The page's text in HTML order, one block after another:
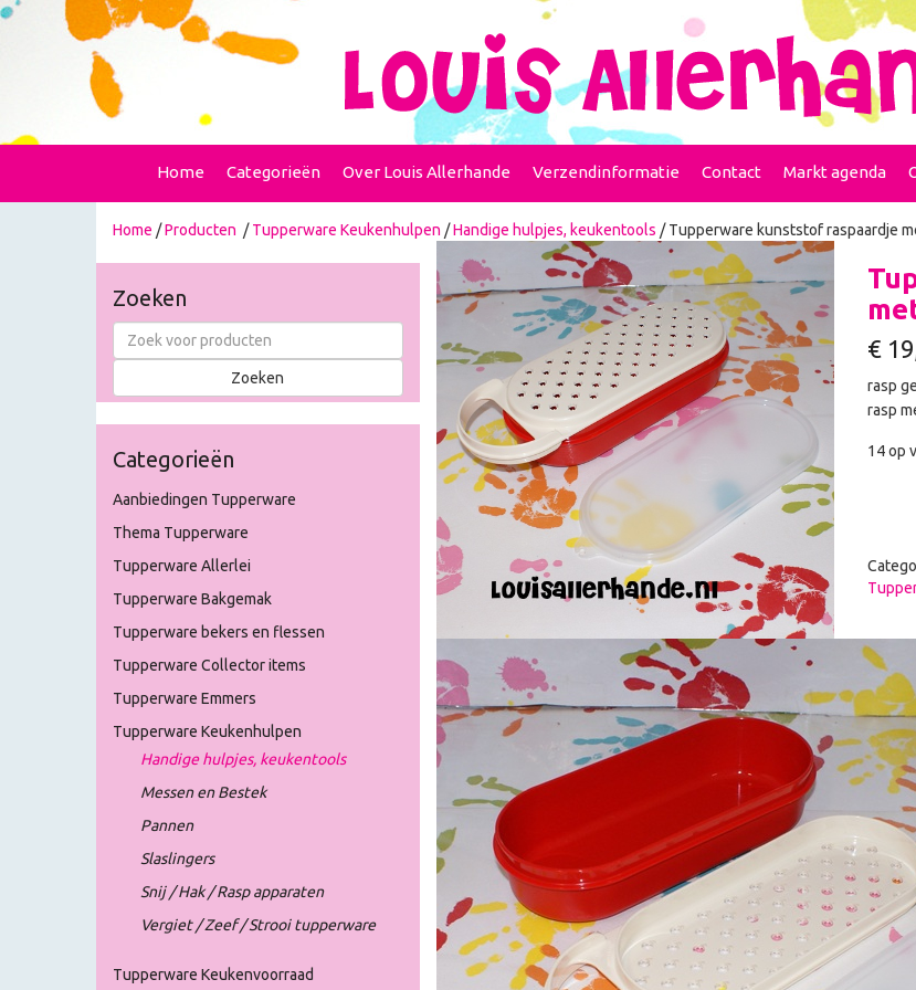
Home Categorieën Over Louis Allerhande Verzendinformatie Contact Markt agenda
Home /Producten /Tupperware Keukenhulpen /Handige hulpjes, keukentools / Tupperware kunststof raspaardje
Zoeken
Categorieën
Aanbiedingen Tupperware
Thema Tupperware
Tupperware Allerlei
Tupperware Bakgemak
Tupperware bekers en flessen
Tupperware Collector items
Tupperware Emmers
Tupperware Keukenhulpen
Handige hulpjes, keukentools
Messen en Bestek
Pannen
Slaslingers
Snij / Hak / Rasp apparaten
Vergiet / Zeef / Strooi tupperware
Tupperware Keukenvoorraad
€
rasp
rasp
14 op